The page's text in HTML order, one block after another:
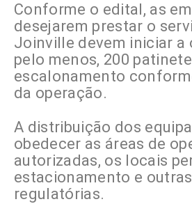
Conforme o edital, as
desejarem prestar o
Joinville devem iniciar a
pelo menos, 200
escalonamento
da operação.
A distribuição dos
obedecer as áreas de
autorizadas, os locais
estacionamento e
regulatórias.